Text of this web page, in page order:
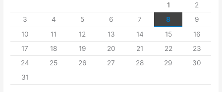
1
2
3
4 5 6 7 8
9
10
11 12 13 14 15
16
17
18 19 20 21 22
23
24
25 26 27 28 29
30
31